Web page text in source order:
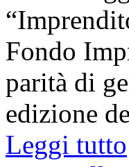
Fondo
parità di
edizione
Leggi tutto